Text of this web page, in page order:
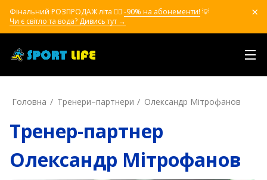
Фінальний РОЗПРОДАЖ літа ❤️‍🔥 -90% на абонементи! 💡
Чи є світло та вода? Дивись тут →
Головна Тренери–партнери Олександр Мітрофанов
Тренер-партнер
Олександр Мітрофанов